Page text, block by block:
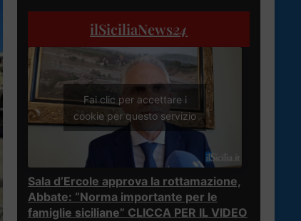
ilSiciliaNews24
Fai clic per accettare i
cookie per questo servizio
Sala d’Ercole approva la rottamazione,
Abbate: “Norma importante per le
famiglie siciliane” CLICCA PER IL VIDEO